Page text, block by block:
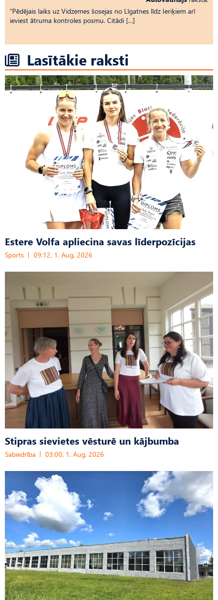
“Pēdējais laiks uz Vid­ze­mes šosejas no Līgatnes līdz Ieriķiem arī
ieviest ātruma kontroles posmu. Citādi […]
Lasītākie raksti
Estere Volfa apliecina savas līderpozīcijas
Sports 09:12, 1. Aug, 2026
Stipras sievietes vēsturē un kājbumba
Sabiedrība 03:00, 1. Aug, 2026